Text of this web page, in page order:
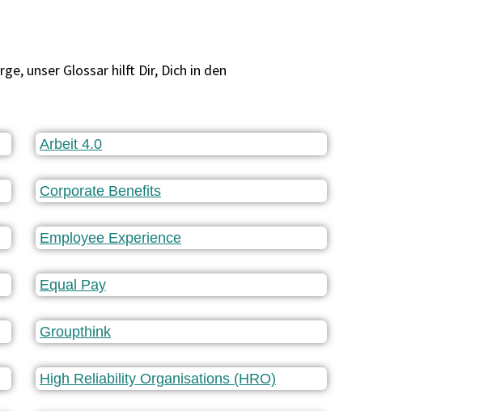
unser Glossar hilft Dir, Dich in den
Arbeit 4.0
Corporate Benefits
Employee Experience
Equal Pay
Groupthink
High Reliability Organisations (HRO)